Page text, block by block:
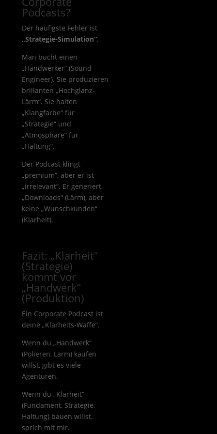
Podcasts?
Der häufigste Fehler ist
„Strategie-Simulation“.
Man bucht einen
„Handwerker“ (Sound
Engineer). Sie produzieren
brillanten „Hochglanz-
Lärm“. Sie halten
„Klangfarbe“ für
„Strategie“ und
„Atmosphäre“ für
„Haltung“.
Der Podcast klingt
„premium“, aber er ist
„irrelevant“. Er generiert
„Downloads“ (Lärm), aber
keine „Wunschkunden“
(Klarheit).
Fazit: „Klarheit“
(Strategie)
kommt vor
„Handwerk“
(Produktion)
Ein Corporate Podcast ist
deine „Klarheits-Waffe“.
Wenn du „Handwerk“
(Polieren, Lärm) kaufen
willst, gibt es viele
Agenturen.
Wenn du „Klarheit“
(Fundament, Strategie,
Haltung) bauen willst,
sprich mit mir.